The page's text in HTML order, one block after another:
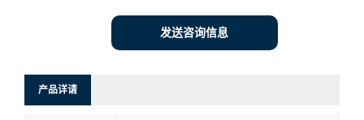
发送咨询信息
产品详请